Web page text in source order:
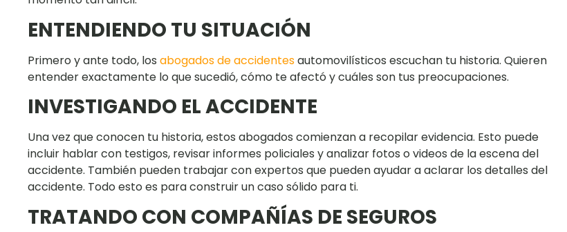
ENTENDIENDO TU SITUACIÓN
Primero y ante todo, los abogados de accidentesautomovilísticos escuchan tu historia. Quieren
entender exactamente lo que sucedió, cómo te afectó y cuáles son tus preocupaciones.
INVESTIGANDO EL ACCIDENTE
Una vez que conocen tu historia, estos abogados comienzan a recopilar evidencia. Esto puede
incluir hablar con testigos, revisar informes policiales y analizar fotos o videos de la escena del
accidente. También pueden trabajar con expertos que pueden ayudar a aclarar los detalles del
accidente. Todo esto es para construir un caso sólido para ti.
TRATANDO CON COMPAÑÍAS DE SEGUROS